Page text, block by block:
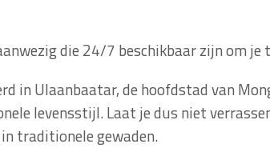
die 24/7 beschikbaar zijn om je
in Ulaanbaatar, de hoofdstad van
levensstijl. Laat je dus niet
traditionele gewaden.